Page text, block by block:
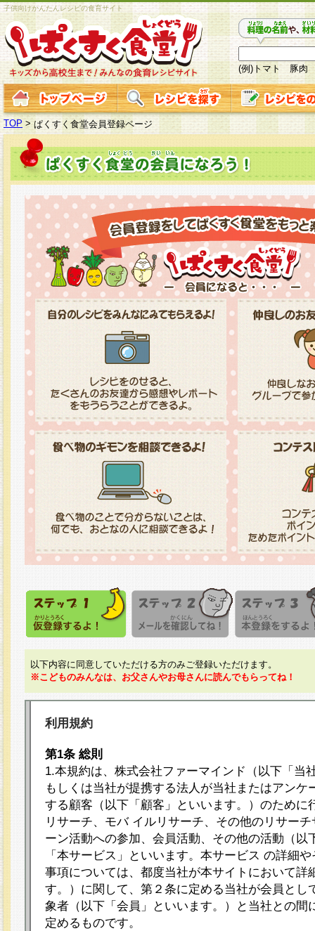
子供向けかんたんレシピの食育サイト
(例)トマト 豚肉
TOP > ぱくすく食堂会員登録ページ
以下内容に同意していただける方のみご登録いただけます。
※こどものみんなは、お父さんやお母さんに読んでもらってね！
利用規約
第1条 総則
1.本規約は、株式会社ファーマインド（以下「当
もしくは当社が提携する法人が当社またはアンケ
する顧客（以下「顧客」といいます。）のために
リサーチ、モバ イルリサーチ、その他のリサー
ーン活動への参加、会員活動、その他の活動（以
「本サービス」といいます。本サービス の詳細
事項については、都度当社が本サイトにおいて詳
す。）に関して、第２条に定める当社が会員とし
象者（以下「会員」といいます。）と当社との間
定めるものです。